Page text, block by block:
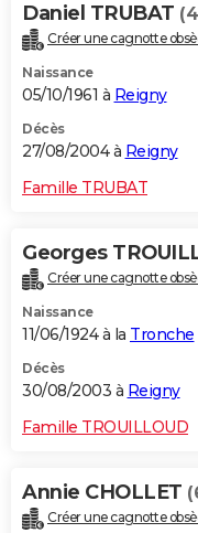
Daniel TRUBAT
Créer une cagnotte
Naissance
05/10/1961 à Reigny
Décès
27/08/2004 à Reigny
Famille TRUBAT
Georges
Créer une cagnotte
Naissance
11/06/1924 à la Tronche
Décès
30/08/2003 à Reigny
Famille TROUILLOUD
Annie CHOLLET
Créer une cagnotte